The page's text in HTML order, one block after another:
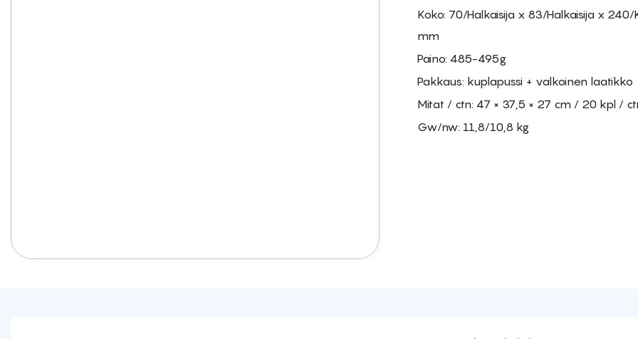
Koko: 70/Halkaisija x 83/Halkaisija x 240/
mm
Paino: 485-495g
Pakkaus: kuplapussi + valkoinen laatikko
Mitat / ctn: 47 × 37,5 × 27 cm / 20 kpl /
Gw/nw: 11,8/10,8 kg